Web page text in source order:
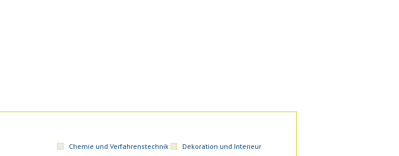
Chemie und Verfahrenstechnik
Dekoration und Interieur